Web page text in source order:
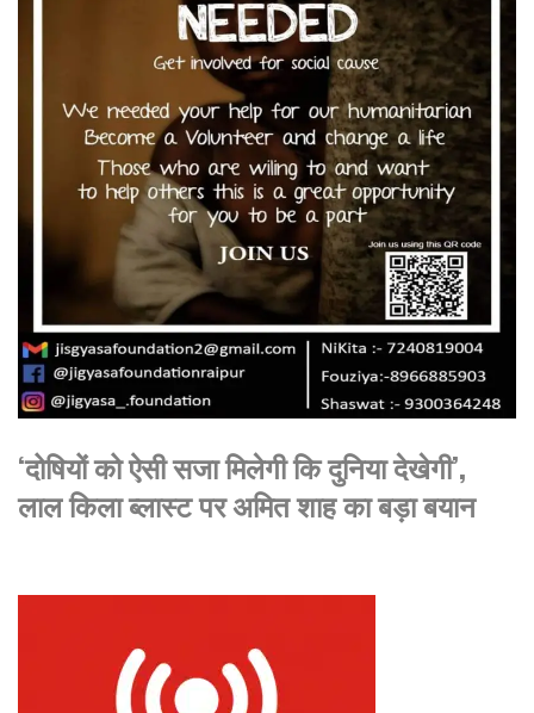
‘दोषियों को ऐसी सजा मिलेगी कि दुनिया देखेगी’,
लाल किला ब्लास्ट पर अमित शाह का बड़ा बयान